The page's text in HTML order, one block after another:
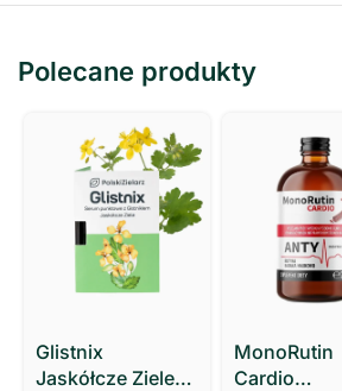
Polecane produkty
Glistnix
Jaskółcze Ziele
MonoRutin
Cardio